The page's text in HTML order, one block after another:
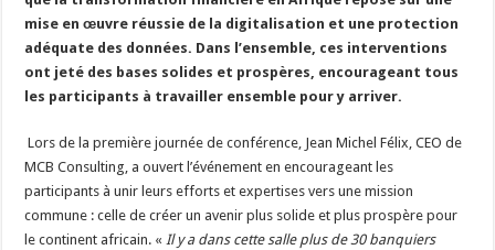
mise en œuvre réussie de la digitalisation et une protection
adéquate des données. Dans l’ensemble, ces interventions
ont jeté des bases solides et prospères, encourageant tous
les participants à travailler ensemble pour y arriver.
Lors de la première journée de conférence, Jean Michel Félix, CEO de
MCB Consulting, a ouvert l’événement en encourageant les
participants à unir leurs efforts et expertises vers une mission
commune : celle de créer un avenir plus solide et plus prospère pour
le continent africain. «Il y a dans cette salle plus de 30 banquiers